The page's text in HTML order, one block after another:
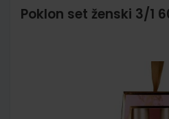
Poklon set ženski 3/1